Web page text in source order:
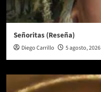
Señoritas (Reseña)
Diego Carrillo 5 agosto, 2026